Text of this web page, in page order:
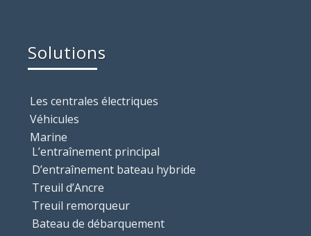
Solutions
Les centrales électriques
Véhicules
Marine
L’entraînement principal
D’entraînement bateau hybride
Treuil d’Ancre
Treuil remorqueur
Bateau de débarquement